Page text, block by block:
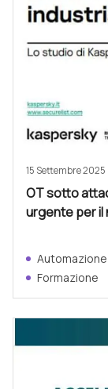
15 Settembre 2025
OT sotto
urgente per il
Formazione